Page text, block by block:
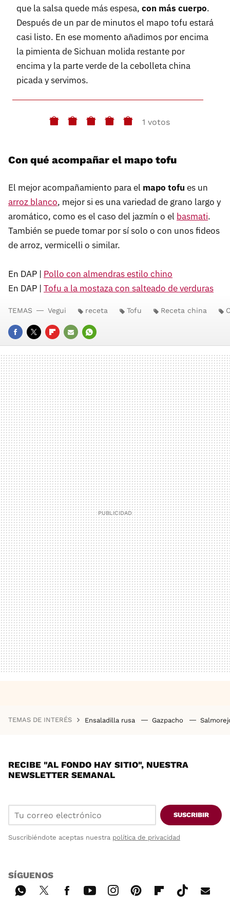
que la salsa quede más espesa, con más cuerpo.
Después de un par de minutos el mapo tofu estará
casi listo. En ese momento añadimos por encima
la pimienta de Sichuan molida restante por
encima y la parte verde de la cebolleta china
picada y servimos.
1 votos
Con qué acompañar el mapo tofu
El mejor acompañamiento para el mapo tofu es un
arroz blanco, mejor si es una variedad de grano largo y
aromático, como es el caso del jazmín o el basmati.
También se puede tomar por sí solo o con unos fideos
de arroz, vermicelli o similar.
En DAP | Pollo con almendras estilo chino
En DAP | Tofu a la mostaza con salteado de verduras
FACEBOOK
TWITTERFLIPBOARD
E-
MAIL
WHATSAPP
TEMAS Vegui receta Tofu Receta china
TEMAS DE INTERÉS Ensaladilla rusa Gazpacho
RECIBE "AL FONDO HAY SITIO", NUESTRA
NEWSLETTER SEMANAL
SUSCRIBIR
Suscribiéndote aceptas nuestra política de privacidad
SÍGUENOS